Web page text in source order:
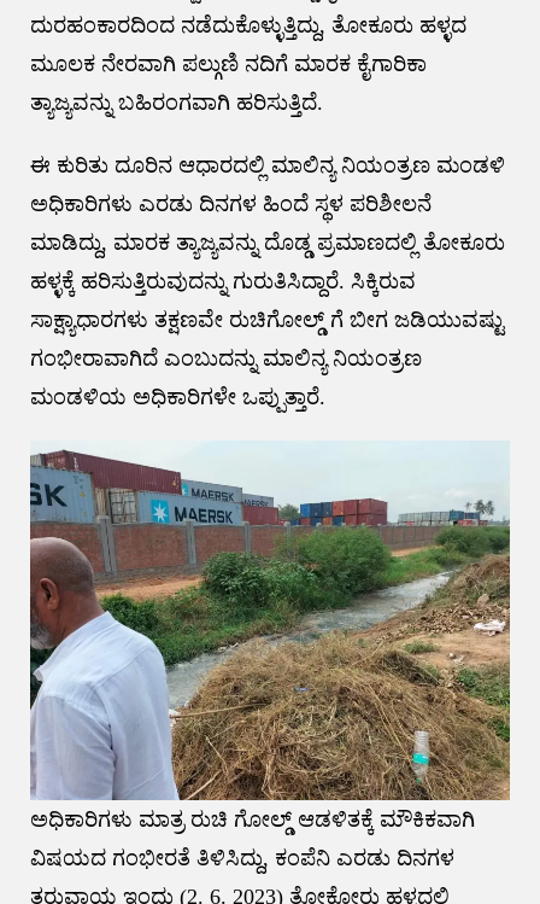
ದುರಹಂಕಾರದಿಂದ ನಡೆದುಕೊಳ್ಳುತ್ತಿದ್ದು, ತೋಕೂರು ಹಳ್ಳದ
ಮೂಲಕ ನೇರವಾಗಿ ಪಲ್ಗುಣಿ ನದಿಗೆ ಮಾರಕ ಕೈಗಾರಿಕಾ
ತ್ಯಾಜ್ಯವನ್ನು ಬಹಿರಂಗವಾಗಿ ಹರಿಸುತ್ತಿದೆ.
ಈ ಕುರಿತು ದೂರಿನ ಆಧಾರದಲ್ಲಿ ಮಾಲಿನ್ಯ ನಿಯಂತ್ರಣ ಮಂಡಳಿ
ಅಧಿಕಾರಿಗಳು ಎರಡು ದಿನಗಳ ಹಿಂದೆ ಸ್ಥಳ ಪರಿಶೀಲನೆ
ಮಾಡಿದ್ದು, ಮಾರಕ ತ್ಯಾಜ್ಯವನ್ನು ದೊಡ್ಡ ಪ್ರಮಾಣದಲ್ಲಿ ತೋಕೂರು
ಹಳ್ಳಕ್ಕೆ ಹರಿಸುತ್ತಿರುವುದನ್ನು ಗುರುತಿಸಿದ್ದಾರೆ. ಸಿಕ್ಕಿರುವ
ಸಾಕ್ಷ್ಯಾಧಾರಗಳು ತಕ್ಷಣವೇ ರುಚಿಗೋಲ್ಡ್ ಗೆ ಬೀಗ ಜಡಿಯುವಷ್ಟು
ಗಂಭೀರಾವಾಗಿದೆ ಎಂಬುದನ್ನು ಮಾಲಿನ್ಯ ನಿಯಂತ್ರಣ
ಮಂಡಳಿಯ ಅಧಿಕಾರಿಗಳೇ ಒಪ್ಪುತ್ತಾರೆ.
ಅಧಿಕಾರಿಗಳು ಮಾತ್ರ ರುಚಿ ಗೋಲ್ಡ್ ಆಡಳಿತಕ್ಕೆ ಮೌಕಿಕವಾಗಿ
ವಿಷಯದ ಗಂಭೀರತೆ ತಿಳಿಸಿದ್ದು, ಕಂಪೆನಿ ಎರಡು ದಿನಗಳ
ತರುವಾಯ ಇಂದು (2. 6. 2023) ತೋಕೋರು ಹಳ್ಳದಲ್ಲಿ